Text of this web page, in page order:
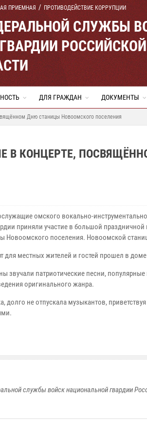
ПРИЕМНАЯ ПРОТИВОДЕЙСТВИЕ КОРРУПЦИИ
СЛУЖБЫ
ДЛЯ ГРАЖДАН ДОКУМЕНТЫ
Дню станицы Новоомского поселения
В КОНЦЕРТЕ,
омского вокально-
приняли участие в большой
Новоомского поселения. Новоомской
для местных жителей и гостей прошел в доме
звучали патриотические песни,
оригинального жанра.
долго не отпускала музыкантов,
службы войск национальной гвардии